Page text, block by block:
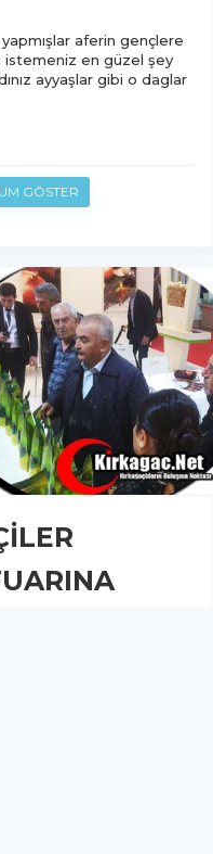
aferin gençlere
istemeniz en güzel şey
ayyaşlar gibi o daglar
GÖSTER